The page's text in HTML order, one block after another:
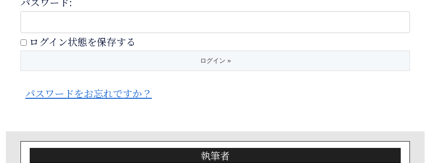
ログイン状態を保存する
パスワードをお忘れですか？
執筆者